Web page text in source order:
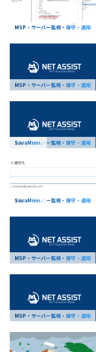
MSP・サーバー監視・保守・運用
MSP・サーバー監視・保守・運用
MSP・サーバー監視・保守・運用
SavaMoni.
MSP・サーバー監視・保守・運用
SavaMoni.
MSP・サーバー監視・保守・運用
MSP・サーバー監視・保守・運用